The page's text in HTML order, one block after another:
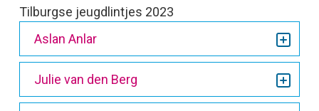
Tilburgse jeugdlintjes 2023
Aslan Anlar
Julie van den Berg